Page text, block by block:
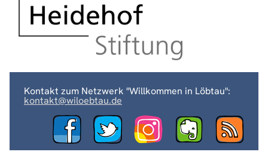
Kontakt zum Netzwerk "Willkommen in Löbtau":
kontakt@wiloebtau.de